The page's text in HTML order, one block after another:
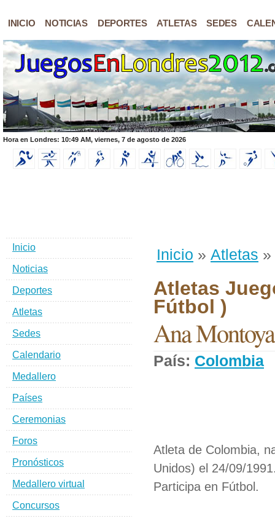
INICIO NOTICIAS DEPORTES ATLETAS SEDES
Hora en Londres: 10:49 AM, viernes, 7 de agosto de 2026
Inicio » Atletas »
Atletas
Fútbol )
Ana Montoya
País: Colombia
Atleta de Colombia,
Unidos) el 24/09/
Participa en Fútbol.
Inicio
Noticias
Deportes
Atletas
Sedes
Calendario
Medallero
Países
Ceremonias
Foros
Pronósticos
Medallero virtual
Concursos